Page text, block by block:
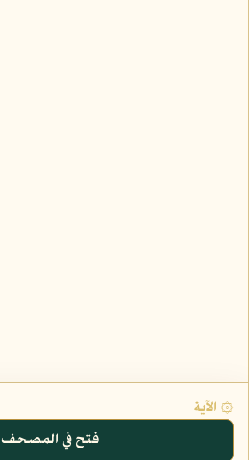
۞ الآية
فتح في المصحف